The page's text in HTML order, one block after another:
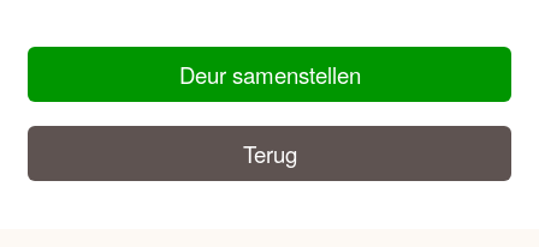
Deur samenstellen
Terug